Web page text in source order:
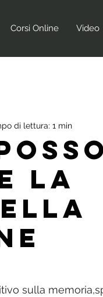
Corsi Online Video
la
di lettura: 1 min
sulla